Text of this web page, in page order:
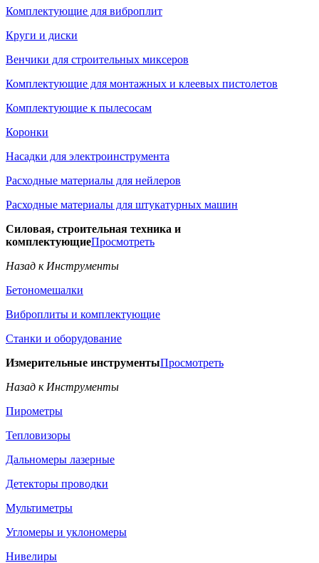
Комплектующие для виброплит
Круги и диски
Венчики для строительных миксеров
Комплектующие для монтажных и клеевых пистолетов
Комплектующие к пылесосам
Коронки
Насадки для электроинструмента
Расходные материалы для нейлеров
Расходные материалы для штукатурных машин
Силовая, строительная техника и
комплектующиеПросмотреть
Назад к Инструменты
Бетономешалки
Виброплиты и комплектующие
Станки и оборудование
Измерительные инструментыПросмотреть
Назад к Инструменты
Пирометры
Тепловизоры
Дальномеры лазерные
Детекторы проводки
Мультиметры
Угломеры и уклономеры
Нивелиры